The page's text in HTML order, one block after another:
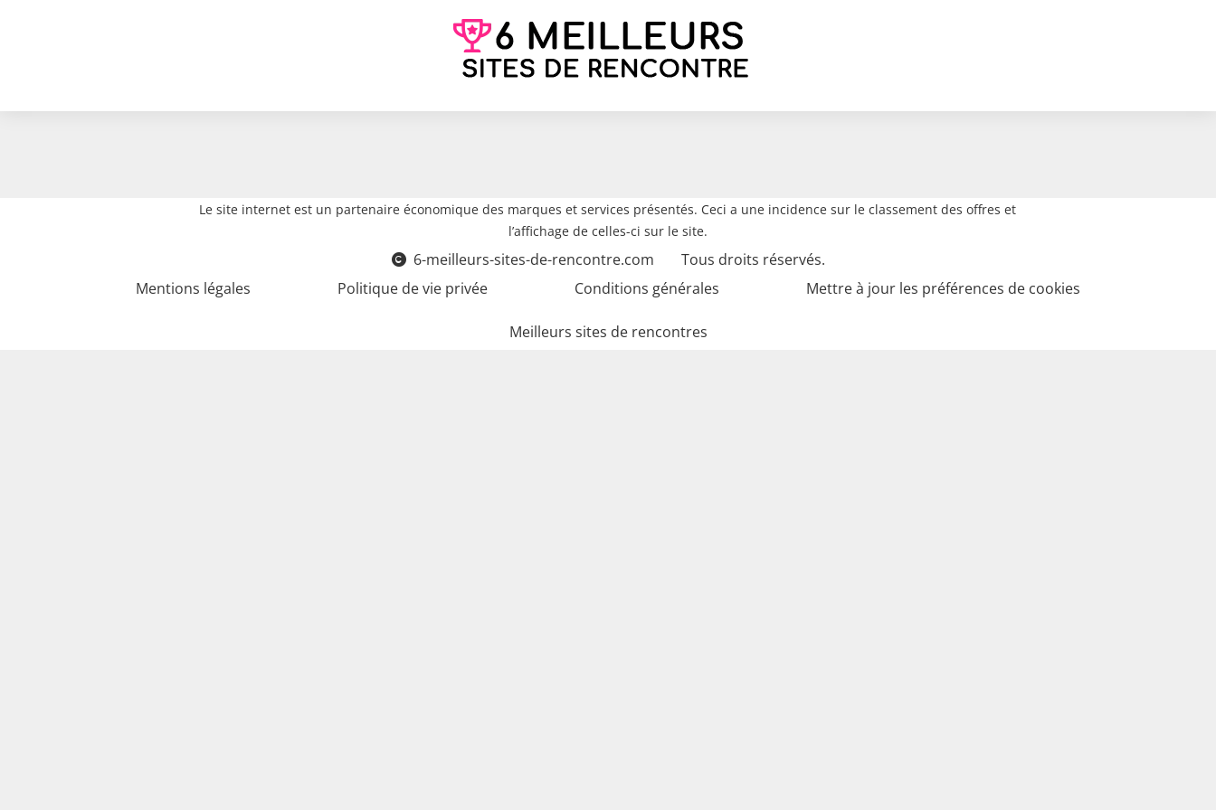
Le site internet est un partenaire économique des marques et services présentés. Ceci a une incidence sur le classement des offres et
l’affichage de celles-ci sur le site.
6-meilleurs-sites-de-rencontre.com
Tous droits réservés.
Mentions légales
Politique de vie privée Conditions générales Mettre à jour les préférences de cookies
Meilleurs sites de rencontres